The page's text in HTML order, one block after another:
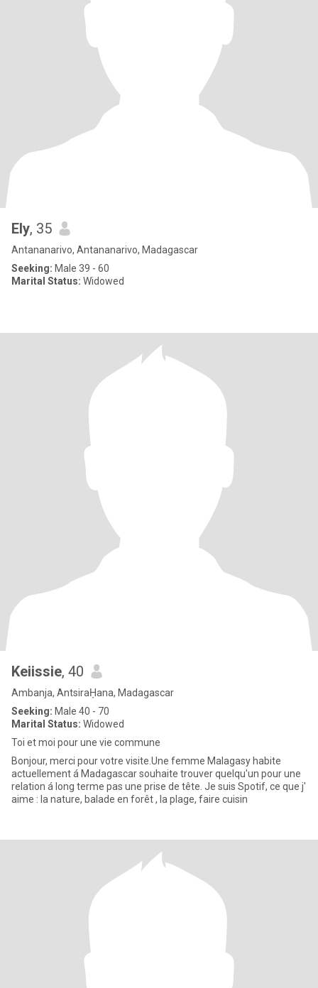
Ely, 35
Antananarivo, Antananarivo, Madagascar
Seeking: Male 39 - 60
Marital Status: Widowed
Keiissie, 40
Ambanja, AntsiraḤana, Madagascar
Seeking: Male 40 - 70
Marital Status: Widowed
Toi et moi pour une vie commune
Bonjour, merci pour votre visite.Une femme Malagasy habite
actuellement á Madagascar souhaite trouver quelqu'un pour une
relation á long terme pas une prise de tête. Je suis Spotif, ce que j'
aime : la nature, balade en forêt , la plage, faire cuisin